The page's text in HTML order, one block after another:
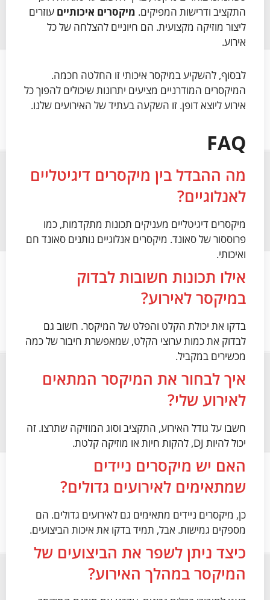
התקציב ודרישות המפיקים. מיקסרים איכותיים עוזרים
ליצור מוזיקה מקצועית. הם חיוניים להצלחה של כל
אירוע.
לבסוף, להשקיע במיקסר איכותי זו החלטה חכמה.
המיקסרים המודרניים מציעים יתרונות שיכולים להפוך כל
אירוע ליוצא דופן. זו השקעה בעתיד של האירועים שלנו.
FAQ
מה ההבדל בין מיקסרים דיגיטליים
לאנלוגיים?
מיקסרים דיגיטליים מעניקים תכונות מתקדמות, כמו
פרוססור של סאונד. מיקסרים אנלוגיים נותנים סאונד חם
ואיכותי.
אילו תכונות חשובות לבדוק
במיקסר לאירוע?
בדקו את יכולת הקלט והפלט של המיקסר. חשוב גם
לבדוק את כמות ערוצי הקלט, שמאפשרת חיבור של כמה
מכשירים במקביל.
איך לבחור את המיקסר המתאים
לאירוע שלי?
חשבו על גודל האירוע, התקציב וסוג המוזיקה שתרצו. זה
יכול להיות DJ, להקות חיות או מוזיקה קלטת.
האם יש מיקסרים ניידים
שמתאימים לאירועים גדולים?
כן, מיקסרים ניידים מתאימים גם לאירועים גדולים. הם
מספקים גמישות. אבל, תמיד בדקו את איכות הביצועים.
כיצד ניתן לשפר את הביצועים של
המיקסר במהלך האירוע?